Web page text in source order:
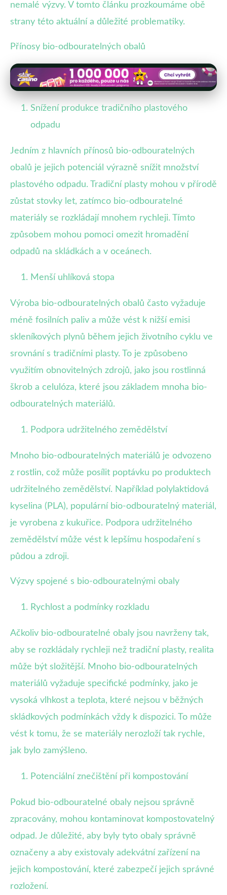
nemalé výzvy. V tomto článku prozkoumáme obě
strany této aktuální a důležité problematiky.
Přínosy bio-odbouratelných obalů
Snížení produkce tradičního plastového
odpadu
Jedním z hlavních přínosů bio-odbouratelných
obalů je jejich potenciál výrazně snížit množství
plastového odpadu. Tradiční plasty mohou v přírodě
zůstat stovky let, zatímco bio-odbouratelné
materiály se rozkládají mnohem rychleji. Tímto
způsobem mohou pomoci omezit hromadění
odpadů na skládkách a v oceánech.
Menší uhlíková stopa
Výroba bio-odbouratelných obalů často vyžaduje
méně fosilních paliv a může vést k nižší emisi
skleníkových plynů během jejich životního cyklu ve
srovnání s tradičními plasty. To je způsobeno
využitím obnovitelných zdrojů, jako jsou rostlinná
škrob a celulóza, které jsou základem mnoha bio-
odbouratelných materiálů.
Podpora udržitelného zemědělství
Mnoho bio-odbouratelných materiálů je odvozeno
z rostlin, což může posílit poptávku po produktech
udržitelného zemědělství. Například polylaktidová
kyselina (PLA), populární bio-odbouratelný materiál,
je vyrobena z kukuřice. Podpora udržitelného
zemědělství může vést k lepšímu hospodaření s
půdou a zdroji.
Výzvy spojené s bio-odbouratelnými obaly
Rychlost a podmínky rozkladu
Ačkoliv bio-odbouratelné obaly jsou navrženy tak,
aby se rozkládaly rychleji než tradiční plasty, realita
může být složitější. Mnoho bio-odbouratelných
materiálů vyžaduje specifické podmínky, jako je
vysoká vlhkost a teplota, které nejsou v běžných
skládkových podmínkách vždy k dispozici. To může
vést k tomu, že se materiály nerozloží tak rychle,
jak bylo zamýšleno.
Potenciální znečištění při kompostování
Pokud bio-odbouratelné obaly nejsou správně
zpracovány, mohou kontaminovat kompostovatelný
odpad. Je důležité, aby byly tyto obaly správně
označeny a aby existovaly adekvátní zařízení na
jejich kompostování, které zabezpečí jejich správné
rozložení.